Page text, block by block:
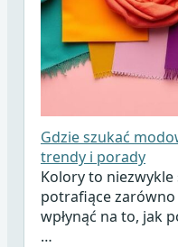
Gdzie szukać
trendy i porady
Kolory to
potrafiące
wpłynąć na to, jak
…